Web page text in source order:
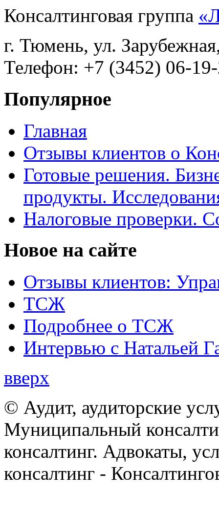
Консалтинговая группа
г. Тюмень, ул.
Телефон: +7 (3452) 06-
Популярное
Главная
Отзывы клиентов о
Готовые решения.
продукты.
Налоговые проверки.
Новое на сайте
Отзывы клиентов:
ТСЖ
Подробнее о ТСЖ
Интервью с Натальей
вверх
© Аудит, аудиторские
Муниципальный
консалтинг. Адвокаты,
консалтинг -